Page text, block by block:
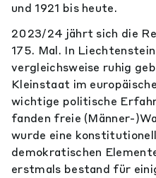
und 1921 bis heute.
2023/24 jährt sich die
175. Mal. In
vergleichsweise ruhig
Kleinstaat im
wichtige politische
fanden freie (Männer-
wurde eine
demokratischen
erstmals bestand für